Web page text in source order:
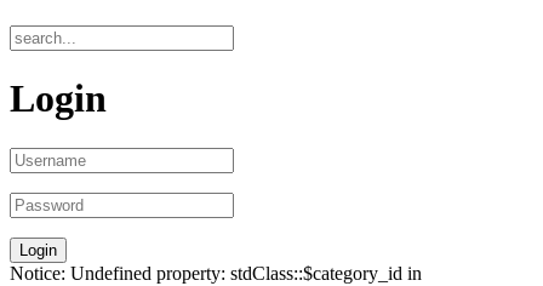
Login
Notice: Undefined property: stdClass::$category_id in